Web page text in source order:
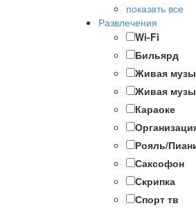
показать все
Развлечения
Wi-Fi
Бильярд
Живая
Живая
Караоке
Рояль/
Саксофон
Скрипка
Спорт тв